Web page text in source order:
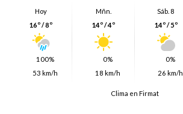
Hoy
16º / 8º
100%
53 km/h
Mñn.
14º / 4º
0%
18 km/h
Sáb. 8
14º / 5º
0%
26 km/h
Clima en Firmat